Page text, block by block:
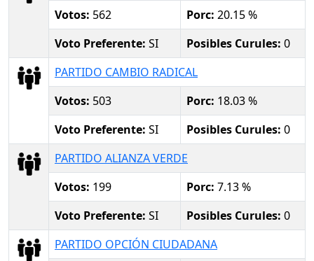
Votos: 562 Porc: 20.15 %
Voto Preferente: SI Posibles Curules: 0
PARTIDO CAMBIO RADICAL
Votos: 503 Porc: 18.03 %
Voto Preferente: SI Posibles Curules: 0
PARTIDO ALIANZA VERDE
Votos: 199 Porc: 7.13 %
Voto Preferente: SI Posibles Curules: 0
PARTIDO OPCIÓN CIUDADANA